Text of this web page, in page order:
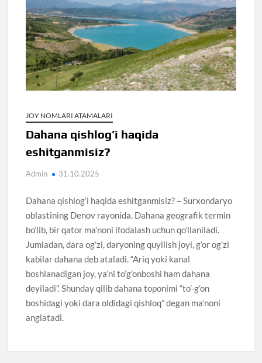
JOY NOMLARI ATAMALARI
Dahana qishlog’i haqida
eshitganmisiz?
Admin 31.10.2025
Dahana qishlog’i haqida eshitganmisiz? – Surxondaryo
oblastining Denov rayonida. Dahana geografik termin
bo’lib, bir qator ma’noni ifodalash uchun qo’llaniladi.
Jumladan, dara og’zi, daryoning quyilish joyi, g’or og’zi
kabilar dahana deb ataladi. “Ariq yoki kanal
boshlanadigan joy, ya’ni to’g’onboshi ham dahana
deyiladi”. Shunday qilib dahana toponimi “to’-g’on
boshidagi yoki dara oldidagi qishloq” degan ma’noni
anglatadi.